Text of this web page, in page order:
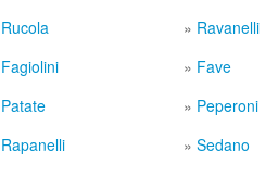
Rucola » Ravanelli
Fagiolini » Fave
Patate » Peperoni
Rapanelli » Sedano